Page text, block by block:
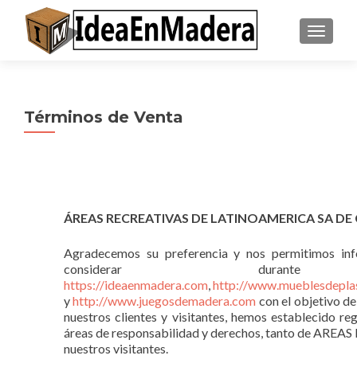
Términos de Venta
ÁREAS RECREATIVAS DE LATINOAMERICA SA DE
Agradecemos su preferencia y nos permitimos
considerar
https://ideaenmadera.com,http://
yhttp://www.juegosdemadera.com con el objetivo
nuestros clientes y visitantes, hemos establecido
áreas de responsabilidad y derechos, tanto de
nuestros visitantes.